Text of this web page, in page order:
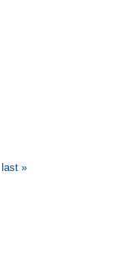
last »